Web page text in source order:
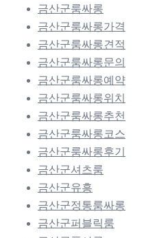
금산군룸싸롱
금산군룸싸롱가격
금산군룸싸롱견적
금산군룸싸롱문의
금산군룸싸롱예약
금산군룸싸롱위치
금산군룸싸롱추천
금산군룸싸롱코스
금산군룸싸롱후기
금산군셔츠룸
금산군유흥
금산군정통룸싸롱
금산군퍼블릭룸